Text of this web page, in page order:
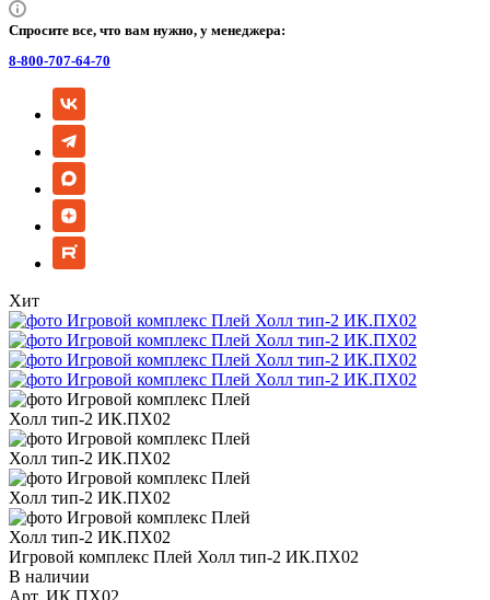
Спросите все, что вам нужно, у менеджера:
8-800-707-64-70
Хит
Игровой комплекс Плей Холл тип-2 ИК.ПХ02
В наличии
Арт. ИК.ПХ02